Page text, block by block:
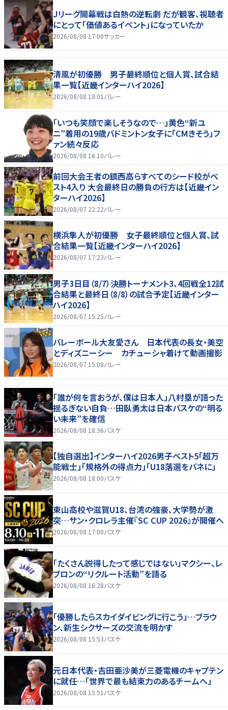
Ｊリーグ開幕戦は白熱の逆転劇 だが観客、視聴者
にとって「価値あるイベント」になっていたか
2026/08/08 17:00サッカー
清風が初優勝 男子最終順位と個人賞、試合結
果一覧【近畿インターハイ2026】
2026/08/08 18:01 バレー
「いつも笑顔で楽しそうなので…」黄色“新ユ
ニ”着用の19歳バドミントン女子に「CMきそう」フ
ァン続々反応
2026/08/08 16:10バレー
前回大会王者の鎮西高らすべてのシード校がベ
スト4入り 大会最終日の勝負の行方は【近畿イン
ターハイ2026】
2026/08/07 22:22バレー
横浜隼人が初優勝 女子最終順位と個人賞、試
合結果一覧【近畿インターハイ2026】
2026/08/07 17:23バレー
男子3日目（8/7）決勝トーナメント3、4回戦全12試
合結果と最終日（8/8）の試合予定【近畿インター
ハイ2026】
2026/08/07 15:25バレー
バレーボール大友愛さん 日本代表の長女・美空
とディズニーシー カチューシャ着けて動画撮影
2026/08/07 15:08バレー
「誰が何を言おうが、僕は日本人」八村塁が語った
揺るぎない自負…田臥勇太は日本バスケの“明る
い未来”を確信
2026/08/08 18:36バスケ
【独自選出】インターハイ2026男子ベスト5「超万
能戦士」「規格外の得点力」「U18落選をバネに」
2026/08/08 18:00バスケ
東山高校や滋賀U18、台湾の強豪、大学勢が激
突…サン・クロレラ主催『SC CUP 2026』が開催へ
2026/08/08 17:00バスケ
「たくさん説得したって感じではない」マクシー、レ
ブロンの“リクルート活動”を語る
2026/08/08 16:28バスケ
「優勝したらスカイダイビングに行こう」…ブラウ
ン、新生シクサーズの交流を明かす
2026/08/08 15:53バスケ
元日本代表・吉田亜沙美が三菱電機のキャプテン
に就任…「世界で最も結束力のあるチームへ」
2026/08/08 15:51 バスケ